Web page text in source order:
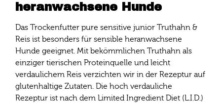
heranwachsene Hunde
Das Trockenfutter pure sensitive junior Truthahn &
Reis ist besonders für sensible heranwachsene
Hunde geeignet. Mit bekömmlichen Truthahn als
einziger tierischen Proteinquelle und leicht
verdaulichem Reis verzichten wir in der Rezeptur auf
glutenhaltige Zutaten. Die hoch verdauliche
Rezeptur ist nach dem Limited Ingredient Diet (L.I.D.)